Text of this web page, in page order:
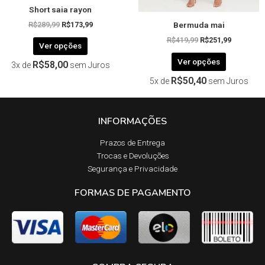
Short saia rayon
R$289,99 R$173,99
Ver opções
do
produto
3x de R$58,00 sem Juros
Bermuda mai
R$419,99 R$251,99
Ver opções
5x de R$50,40 sem Juros
INFORMAÇÕES
Prazos de Entrega​
Trocas e Devoluções​
Segurança e Privacidade
FORMAS DE PAGAMENTO